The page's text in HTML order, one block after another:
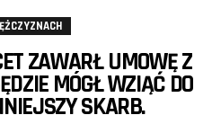
ZAWARŁ UMOWĘ Z
MÓGŁ WZIĄĆ DO
SKARB.